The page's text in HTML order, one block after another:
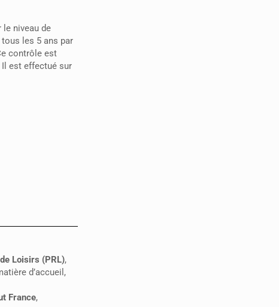
niveau de
les 5 ans par
contrôle est
est effectué sur
Loisirs (PRL),
d’accueil,
France,